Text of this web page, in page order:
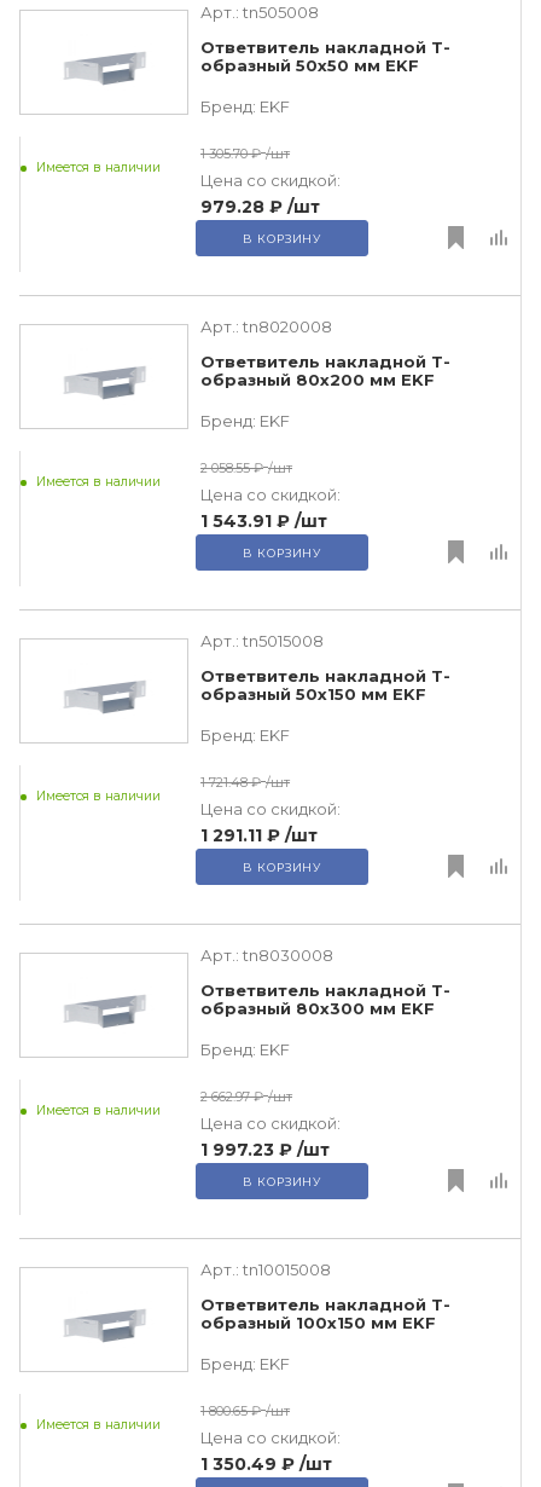
Арт.: tn505008
Ответвитель накладной Т-
образный 50х50 мм EKF
Бренд: EKF
Имеется в наличии
1 305.70 ₽ /шт
Цена со скидкой:
979.28 ₽ /шт
В КОРЗИНУ
Арт.: tn8020008
Ответвитель накладной Т-
образный 80х200 мм EKF
Бренд: EKF
Имеется в наличии
2 058.55 ₽ /шт
Цена со скидкой:
1 543.91 ₽ /шт
В КОРЗИНУ
Арт.: tn5015008
Ответвитель накладной Т-
образный 50х150 мм EKF
Бренд: EKF
Имеется в наличии
1 721.48 ₽ /шт
Цена со скидкой:
1 291.11 ₽ /шт
В КОРЗИНУ
Арт.: tn8030008
Ответвитель накладной Т-
образный 80х300 мм EKF
Бренд: EKF
Имеется в наличии
2 662.97 ₽ /шт
Цена со скидкой:
1 997.23 ₽ /шт
В КОРЗИНУ
Арт.: tn10015008
Ответвитель накладной Т-
образный 100х150 мм EKF
Бренд: EKF
Имеется в наличии
1 800.65 ₽ /шт
Цена со скидкой:
1 350.49 ₽ /шт